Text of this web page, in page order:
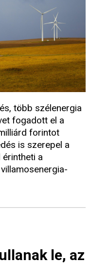
több szélenergia
fogadott el a
forintot
is szerepel a
a
le, az